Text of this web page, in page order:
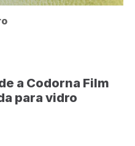
a Codorna Film
para vidro